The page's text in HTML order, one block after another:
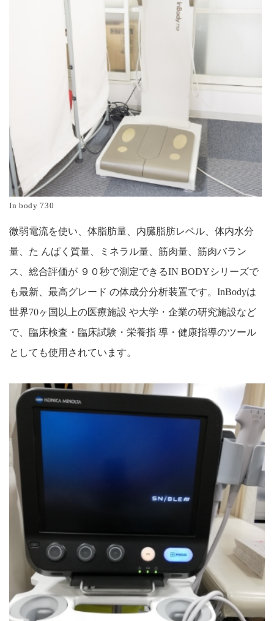
In body 730
微弱電流を使い、体脂肪量、内臓脂肪レベル、体内水分
量、た んぱく質量、ミネラル量、筋肉量、筋肉バラン
ス、総合評価が ９０秒で測定できるIN BODYシリーズで
も最新、最高グレード の体成分分析装置です。InBodyは
世界70ヶ国以上の医療施設 や大学・企業の研究施設など
で、臨床検査・臨床試験・栄養指 導・健康指導のツール
としても使用されています。